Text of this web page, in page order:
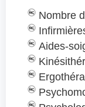
Nombre
Aides-